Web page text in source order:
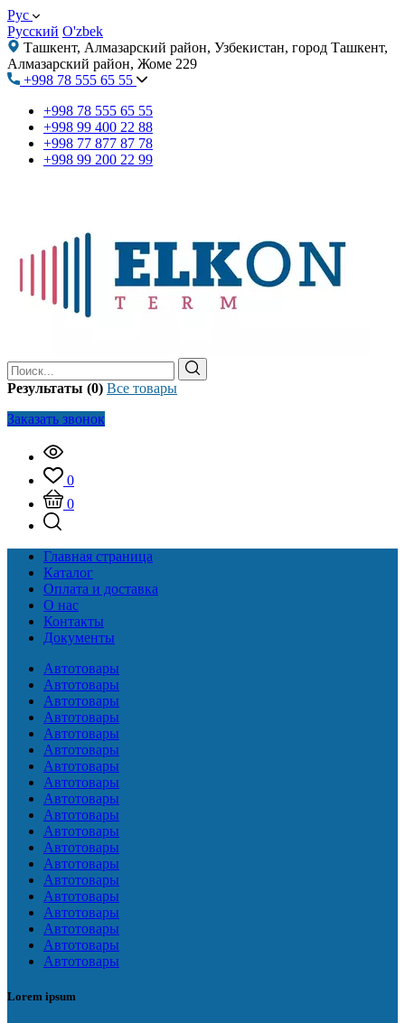
Рус
Русский O'zbek
Ташкент, Алмазарский район, Узбекистан, город Ташкент,
Алмазарский район, Жоме 229
+998 78 555 65 55
+998 78 555 65 55
+998 99 400 22 88
+998 77 877 87 78
+998 99 200 22 99
Результаты (0) Все товары
Заказать звонок
0
0
Главная страница
Каталог
Оплата и доставка
О нас
Контакты
Документы
Автотовары
Автотовары
Автотовары
Автотовары
Автотовары
Автотовары
Автотовары
Автотовары
Автотовары
Автотовары
Автотовары
Автотовары
Автотовары
Автотовары
Автотовары
Автотовары
Автотовары
Автотовары
Автотовары
Lorem ipsum